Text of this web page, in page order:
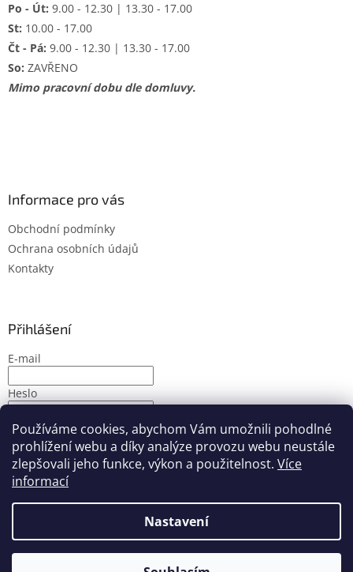
Používáme cookies, abychom Vám umožnili pohodlné
prohlížení webu a díky analýze provozu webu neustále
zlepšovali jeho funkce, výkon a použitelnost. Více
informací
Nastavení
Po - Út: 9.00 - 12.30 | 13.30 - 17.00
St: 10.00 - 17.00
Čt - Pá: 9.00 - 12.30 | 13.30 - 17.00
So: ZAVŘENO
Mimo pracovní dobu dle domluvy.
Informace pro vás
Obchodní podmínky
Ochrana osobních údajů
Kontakty
Přihlášení
E-mail
Heslo
PŘIHLÁSIT SE
Nová registraceZapomenuté heslo
Vytvořil Shoptet